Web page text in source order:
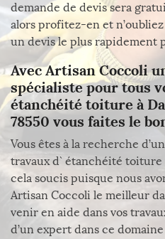
demande de devis sera
alors profitez-en et
un devis le plus rapidement
Avec Artisan Coccoli
spécialiste pour tous
étanchéité toiture à
78550 vous faites le
Vous êtes à la recherche
travaux d` étanchéité toiture
cela soucis puisque nous
Artisan Coccoli le meilleur
venir en aide dans vos
d’un expert dans ce